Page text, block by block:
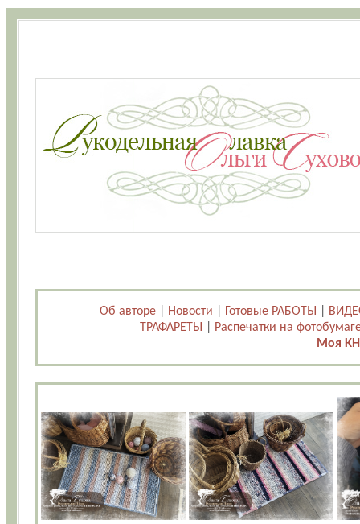
Об авторе Новости Готовые РАБОТЫ
ТРАФАРЕТЫ
Распечатки на
Моя